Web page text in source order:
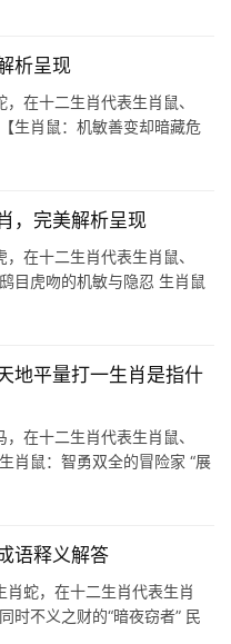
岁和41岁者，人际缘分极为
析呈现
在十二生肖代表生肖鼠、
生肖鼠：机敏善变却暗藏危
团队停滞极为常见，尤其下半
，完美解析呈现
在十二生肖代表生肖鼠、
目虎吻的机敏与隐忍 生肖鼠
暗藏杀伐之气，暗示生肖鼠
地平量打一生肖是指什
在十二生肖代表生肖鼠、
肖鼠：智勇双全的冒险家 “展
故谜底正是生肖鼠，鼠为十
语释义解答
蛇，在十二生肖代表生肖
时不义之财的“暗夜窃者” 民